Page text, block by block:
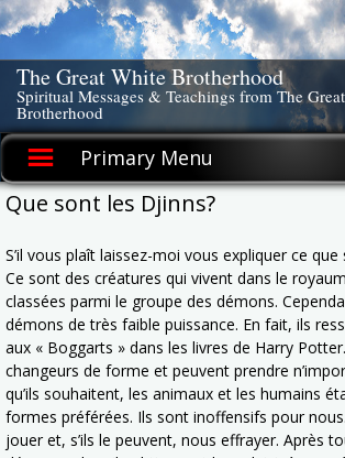
Skip
to
content
The Great White Brotherhood
Spiritual Messages & Teachings from The
Brotherhood
Primary Menu
Que sont les Djinns?
S’il vous plaît laissez-moi vous expliquer ce
Ce sont des créatures qui vivent dans le
classées parmi le groupe des démons.
démons de très faible puissance. En fait, ils
aux « Boggarts » dans les livres de Harry
changeurs de forme et peuvent prendre
qu’ils souhaitent, les animaux et les humains
formes préférées. Ils sont inoffensifs pour
jouer et, s’ils le peuvent, nous effrayer. Après